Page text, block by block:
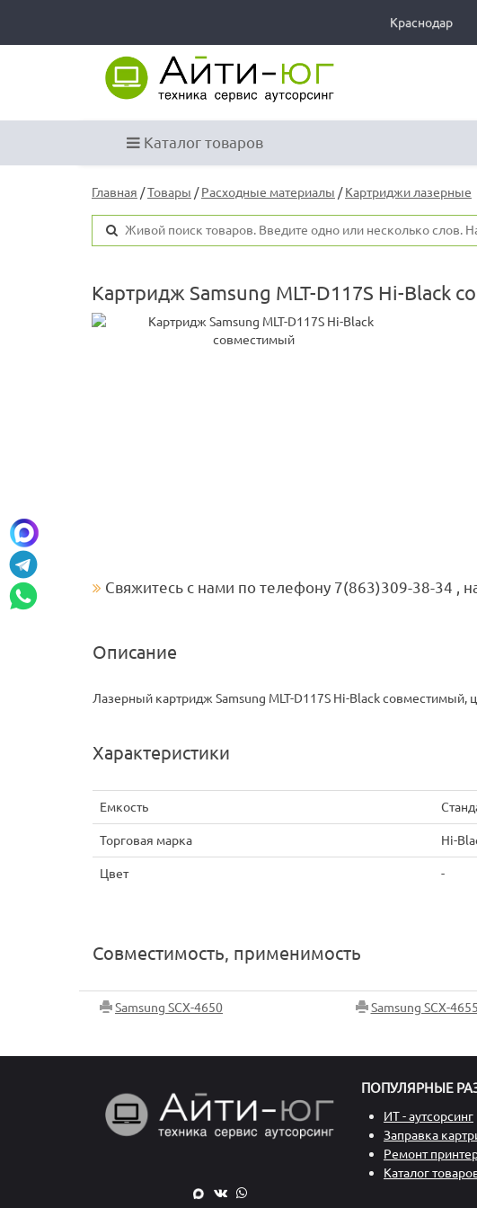
Краснодар
Каталог товаров
Главная /Товары /Расходные материалы /Картриджи лазерные
Картридж Samsung MLT-D117S Hi-Black
Свяжитесь с нами по телефону 7(863)309-38-34 ,
Описание
Лазерный картридж Samsung MLT-D117S Hi-Black совместимый,
Характеристики
Емкость
Торговая марка Hi-
Цвет -
Совместимость, применимость
Samsung SCX-4650 Samsung SCX-4655
ПОПУЛЯРНЫЕ
ИТ - аутсорсинг
Заправка
Ремонт
Каталог